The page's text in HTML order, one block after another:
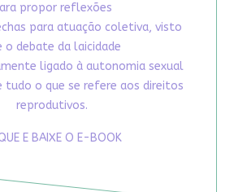
propor reflexões
para atuação coletiva, visto
o debate da laicidade
ligado à autonomia sexual
tudo o que se refere aos direitos
reprodutivos.
E BAIXE O E-BOOK